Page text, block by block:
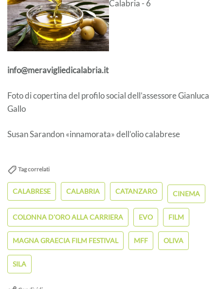
info@meravigliedicalabria.it
Foto di copertina del profilo social dell’assessore Gianluca
Gallo
Susan Sarandon «innamorata» dell’olio calabrese
Tag correlati
CALABRESE CALABRIA CATANZARO CINEMA
COLONNA D'ORO ALLA CARRIERA EVO FILM
MAGNA GRAECIA FILM FESTIVAL MFF OLIVA
SILA